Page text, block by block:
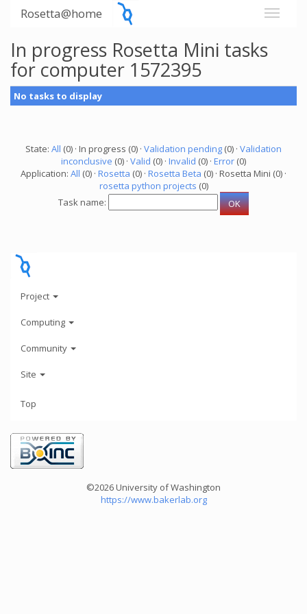
Rosetta@home
In progress Rosetta Mini tasks
for computer 1572395
No tasks to display
State: All (0) · In progress (0) · Validation pending (0) · Validation
inconclusive (0) · Valid (0) · Invalid (0) · Error (0)
Application: All (0) · Rosetta (0) · Rosetta Beta (0) · Rosetta Mini (0) ·
rosetta python projects (0)
Task name:
Project
Computing
Community
Site
Top
©2026 University of Washington
https://www.bakerlab.org